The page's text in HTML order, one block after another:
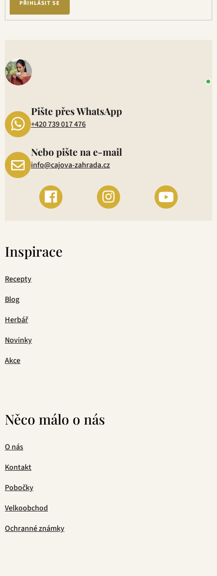
PŘIHLÁSIT SE
Pište přes WhatsApp
+420 739 017 476
Nebo pište na e-mail
info@cajova-zahrada.cz
Inspirace
Recepty
Blog
Herbář
Novinky
Akce
Něco málo o nás
O nás
Kontakt
Pobočky
Velkoobchod
Ochranné známky